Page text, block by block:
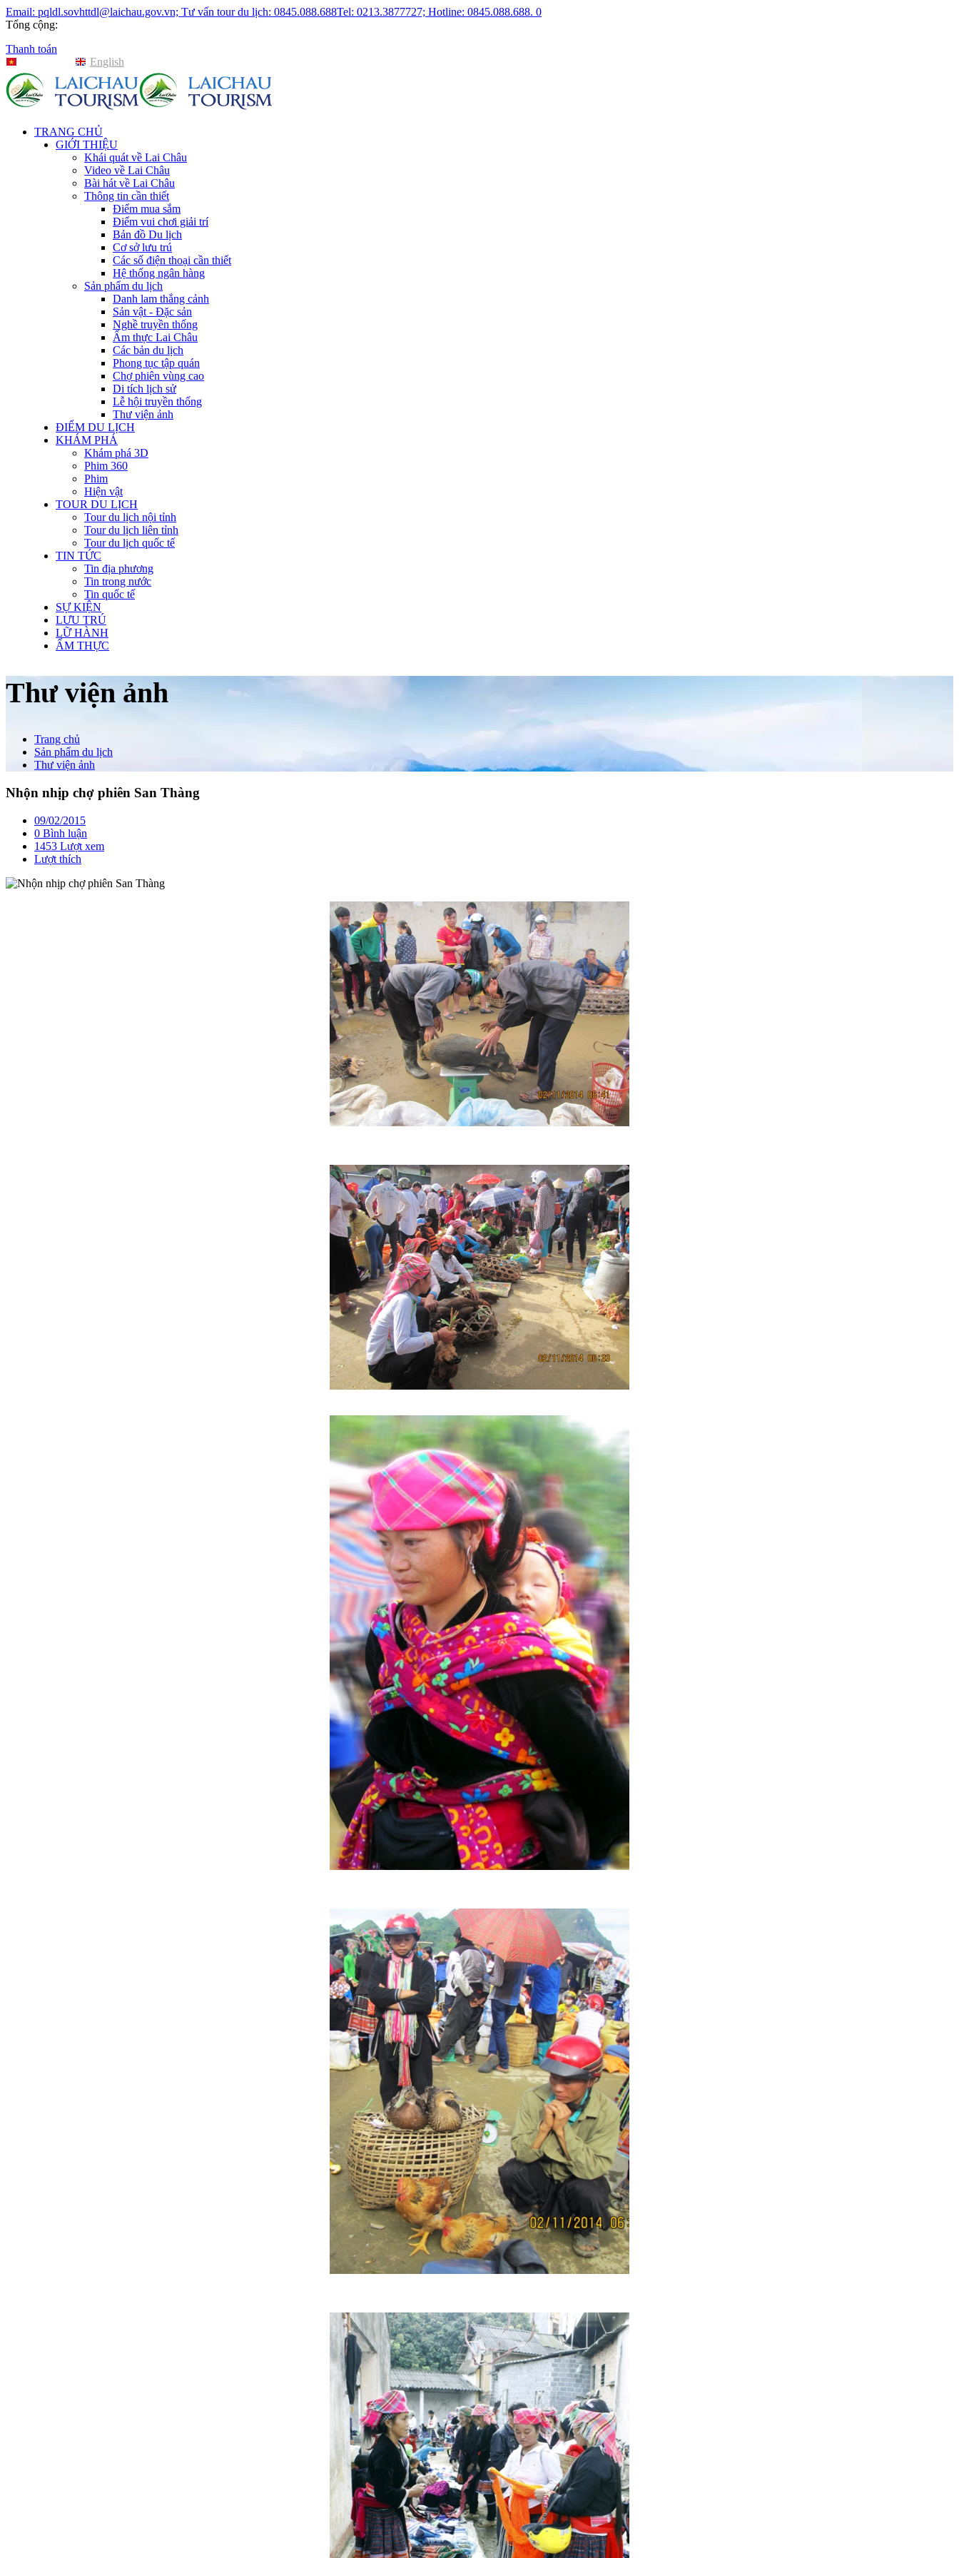
Email: pqldl.sovhttdl@laichau.gov.vn; Tư vấn tour du lịch: 0845.088.688Tel: 0213.3877727; Hotline: 0845.088.688. 0
Tổng cộng:
Thanh toán
English
TRANG CHỦ
GIỚI THIỆU
Khái quát về Lai Châu
Video về Lai Châu
Bài hát về Lai Châu
Thông tin cần thiết
Điểm mua sắm
Điểm vui chơi giải trí
Bản đồ Du lịch
Cơ sở lưu trú
Các số điện thoại cần thiết
Hệ thống ngân hàng
Sản phẩm du lịch
Danh lam thắng cảnh
Sản vật - Đặc sản
Nghề truyền thống
Ẩm thực Lai Châu
Các bản du lịch
Phong tục tập quán
Chợ phiên vùng cao
Di tích lịch sử
Lễ hội truyền thống
Thư viện ảnh
ĐIỂM DU LỊCH
KHÁM PHÁ
Khám phá 3D
Phim 360
Phim
Hiện vật
TOUR DU LỊCH
Tour du lịch nội tỉnh
Tour du lịch liên tỉnh
Tour du lịch quốc tế
TIN TỨC
Tin địa phương
Tin trong nước
Tin quốc tế
SỰ KIỆN
LƯU TRÚ
LỮ HÀNH
ẨM THỰC
Thư viện ảnh
Trang chủ
Sản phẩm du lịch
Thư viện ảnh
Nhộn nhịp chợ phiên San Thàng
09/02/2015
0 Bình luận
1453 Lượt xem
Lượt thích